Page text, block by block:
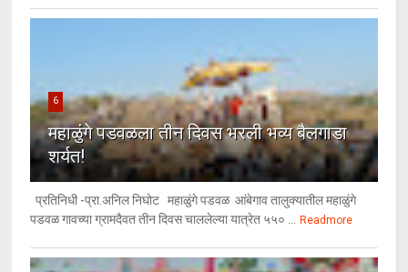
6
महाळुंगे पडवळला तीन दिवस भरली भव्य बैलगाडा
शर्यत!
प्रतिनिधी -प्रा.अनिल निघोट महाळुंगे पडवळ आंबेगाव तालुक्यातील महाळुंगे
पडवळ गावच्या ग्रामदैवत तीन दिवस चाललेल्या यात्रेत ५५० ... Readmore